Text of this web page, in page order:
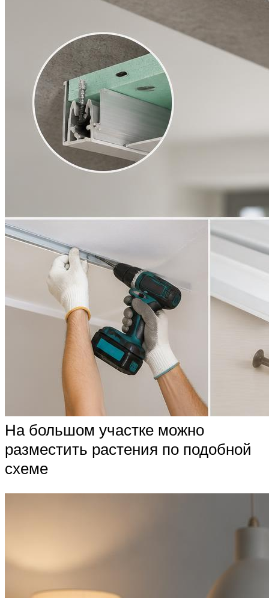
На большом участке можно
разместить растения по подобной
схеме